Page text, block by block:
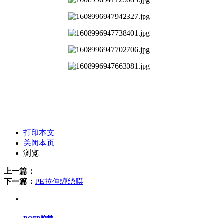
打印本文
关闭本页
浏览
上一篇：
下一篇： PE拉伸缠绕膜